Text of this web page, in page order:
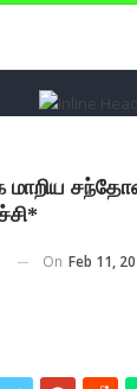
மாறிய
On Feb 11,